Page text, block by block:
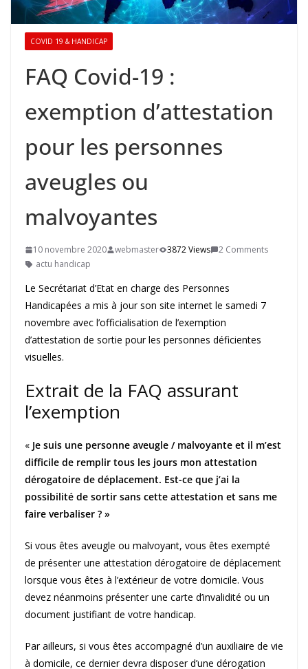
COVID 19 & HANDICAP
FAQ Covid-19 :
exemption d’attestation
pour les personnes
aveugles ou
malvoyantes
10 novembre 2020 webmaster 3872 Views
2 Comments
actu handicap
Le Secrétariat d’Etat en charge des Personnes
Handicapées a mis à jour son site internet le samedi 7
novembre avec l’officialisation de l’exemption
d’attestation de sortie pour les personnes déficientes
visuelles.
Extrait de la FAQ assurant
l’exemption
« Je suis une personne aveugle / malvoyante et il m’est
difficile de remplir tous les jours mon attestation
dérogatoire de déplacement. Est-ce que j’ai la
possibilité de sortir sans cette attestation et sans me
faire verbaliser ? »
Si vous êtes aveugle ou malvoyant, vous êtes exempté
de présenter une attestation dérogatoire de déplacement
lorsque vous êtes à l’extérieur de votre domicile. Vous
devez néanmoins présenter une carte d’invalidité ou un
document justifiant de votre handicap.
Par ailleurs, si vous êtes accompagné d’un auxiliaire de vie
à domicile, ce dernier devra disposer d’une dérogation